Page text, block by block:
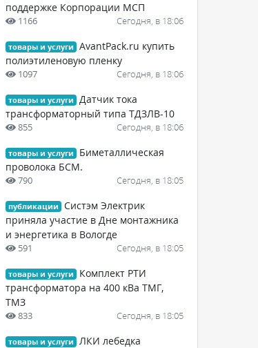
поддержке Корпорации МСП
1166 Сегодня, в 18:06
товары и услуги
AvantPack.ru купить
полиэтиленовую пленку
1097 Сегодня, в 18:06
товары и услуги
Датчик тока
трансформаторный типа ТДЗЛВ-10
855 Сегодня, в 18:06
товары и услуги
Биметаллическая
проволока БСМ.
790 Сегодня, в 18:05
публикации
Систэм Электрик
приняла участие в Дне монтажника
и энергетика в Вологде
591 Сегодня, в 18:05
товары и услуги
Комплект РТИ
трансформатора на 400 кВа ТМГ,
ТМЗ
833 Сегодня, в 18:05
товары и услуги
ЛКИ лебедка